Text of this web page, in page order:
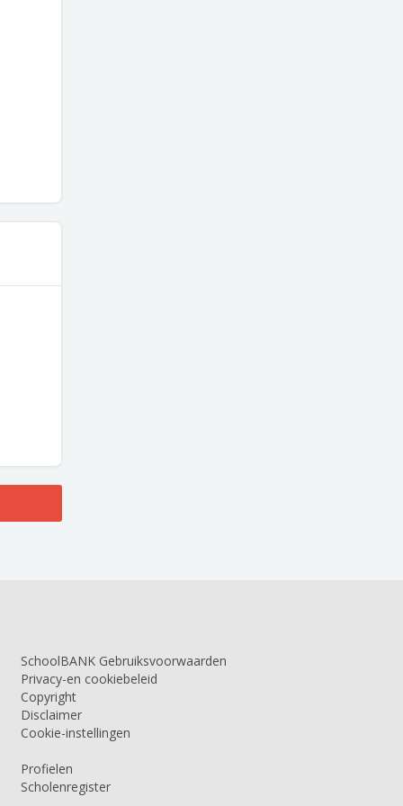
SchoolBANK Gebruiksvoorwaarden
Privacy-en cookiebeleid
Copyright
Disclaimer
Cookie-instellingen
Profielen
Scholenregister